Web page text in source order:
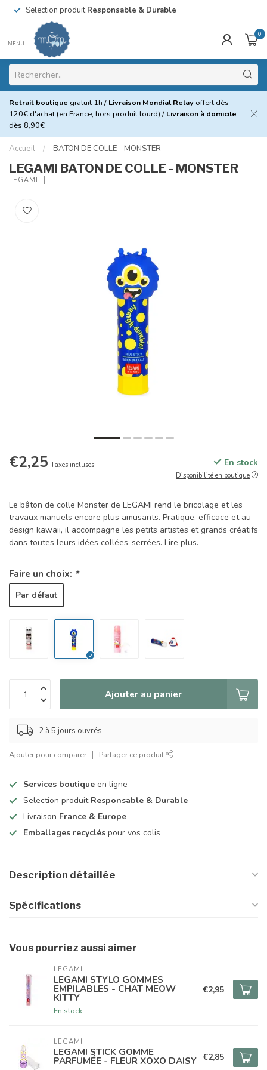
Selection produitResponsable & Durable
MENU
0
Retrait boutique gratuit 1h / Livraison Mondial Relay offert dès
120€ d'achat (en France, hors produit lourd) / Livraison à domicile
dès 8,90€
Accueil / BATON DE COLLE - MONSTER
LEGAMI BATON DE COLLE - MONSTER
LEGAMI
€2,25 Taxes incluses En stock
Disponibilité en boutique
Le bâton de colle Monster de LEGAMI rend le bricolage et les
travaux manuels encore plus amusants. Pratique, efficace et au
design kawaii, il accompagne les petits artistes et grands créatifs
dans toutes leurs idées collées-serrées. Lire plus.
Faire un choix: *
Par défaut
Ajouter au panier
2 à 5 jours ouvrés
Ajouter pour comparer Partager ce produit
Services boutique en ligne
Selection produit Responsable & Durable
Livraison France & Europe
Emballages recyclés pour vos colis
Description détaillée
Spécifications
Vous pourriez aussi aimer
LEGAMI
LEGAMI STYLO GOMMES
EMPILABLES - CHAT MEOW
KITTY
En stock
€2,95
LEGAMI
LEGAMI STICK GOMME
PARFUMÉE - FLEUR XOXO DAISY €2,85